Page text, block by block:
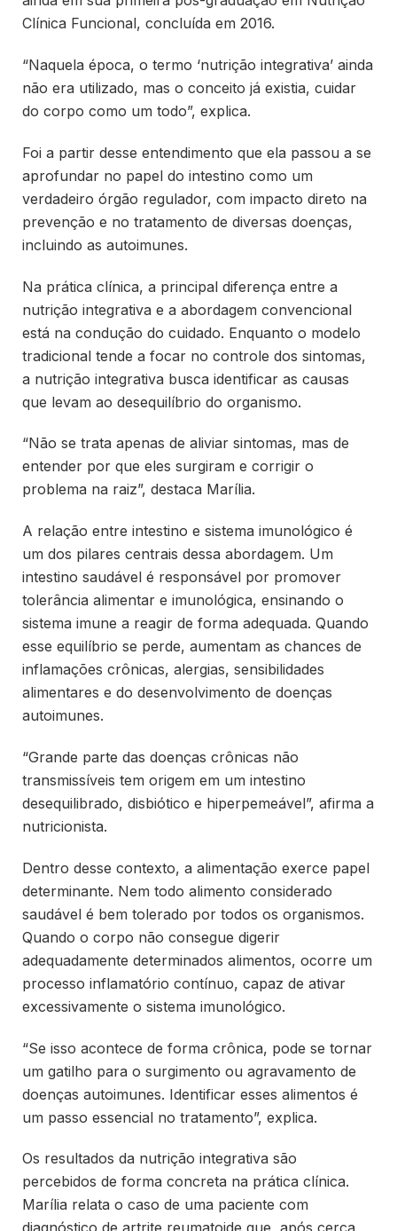
Clínica Funcional, concluída em 2016.
“Naquela época, o termo ‘nutrição integrativa’ ainda
não era utilizado, mas o conceito já existia, cuidar
do corpo como um todo”, explica.
Foi a partir desse entendimento que ela passou a se
aprofundar no papel do intestino como um
verdadeiro órgão regulador, com impacto direto na
prevenção e no tratamento de diversas doenças,
incluindo as autoimunes.
Na prática clínica, a principal diferença entre a
nutrição integrativa e a abordagem convencional
está na condução do cuidado. Enquanto o modelo
tradicional tende a focar no controle dos sintomas,
a nutrição integrativa busca identificar as causas
que levam ao desequilíbrio do organismo.
“Não se trata apenas de aliviar sintomas, mas de
entender por que eles surgiram e corrigir o
problema na raiz”, destaca Marília.
A relação entre intestino e sistema imunológico é
um dos pilares centrais dessa abordagem. Um
intestino saudável é responsável por promover
tolerância alimentar e imunológica, ensinando o
sistema imune a reagir de forma adequada. Quando
esse equilíbrio se perde, aumentam as chances de
inflamações crônicas, alergias, sensibilidades
alimentares e do desenvolvimento de doenças
autoimunes.
“Grande parte das doenças crônicas não
transmissíveis tem origem em um intestino
desequilibrado, disbiótico e hiperpemeável”, afirma a
nutricionista.
Dentro desse contexto, a alimentação exerce papel
determinante. Nem todo alimento considerado
saudável é bem tolerado por todos os organismos.
Quando o corpo não consegue digerir
adequadamente determinados alimentos, ocorre um
processo inflamatório contínuo, capaz de ativar
excessivamente o sistema imunológico.
“Se isso acontece de forma crônica, pode se tornar
um gatilho para o surgimento ou agravamento de
doenças autoimunes. Identificar esses alimentos é
um passo essencial no tratamento”, explica.
Os resultados da nutrição integrativa são
percebidos de forma concreta na prática clínica.
Marília relata o caso de uma paciente com